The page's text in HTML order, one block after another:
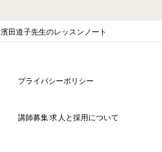
濱田道子先生のレッスンノート
プライバシーポリシー
講師募集 求人と採用について